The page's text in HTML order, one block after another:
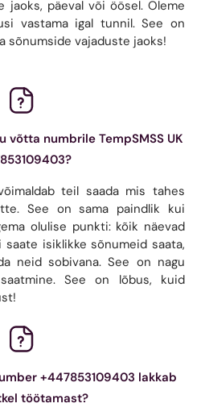
päeval või öösel. Oleme
vastama igal tunnil. See on
sõnumside vajaduste jaoks!
võtta numbrile TempSMSS UK
teil saada mis tahes
See on sama paindlik kui
olulise punkti: kõik näevad
isiklikke sõnumeid saata,
neid sobivana. See on nagu
See on lõbus, kuid
+447853109403 lakkab
töötamast?